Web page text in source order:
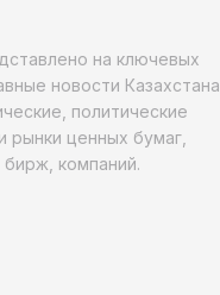
на ключевых
новости Казахстана,
политические
рынки ценных бумаг,
компаний.